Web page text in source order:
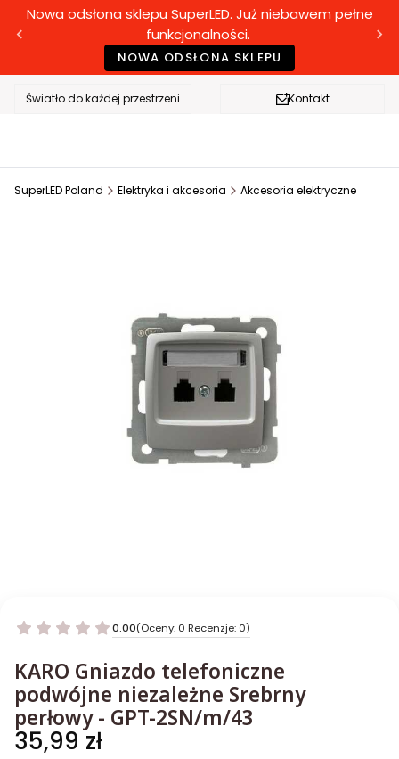
Nowa odsłona sklepu SuperLED. Już niebawem pełne
funkcjonalności.
NOWA ODSŁONA SKLEPU
Światło do każdej przestrzeni Kontakt
SuperLED Poland Elektryka i akcesoria Akcesoria elektryczne
0.00(Oceny: 0 Recenzje: 0)
KARO Gniazdo telefoniczne
podwójne niezależne Srebrny
perłowy - GPT-2SN/m/43
Cena
35,99 zł